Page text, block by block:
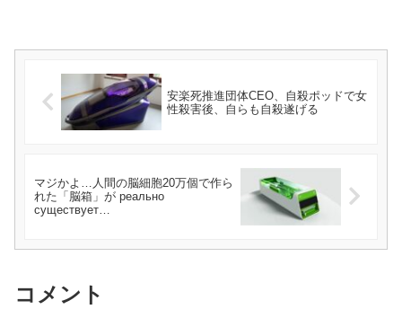
安楽死推進団体CEO、自殺ポッドで女
性殺害後、自らも自殺遂げる
マジかよ…人間の脳細胞20万個で作ら
れた「脳箱」が реально
существует…
コメント